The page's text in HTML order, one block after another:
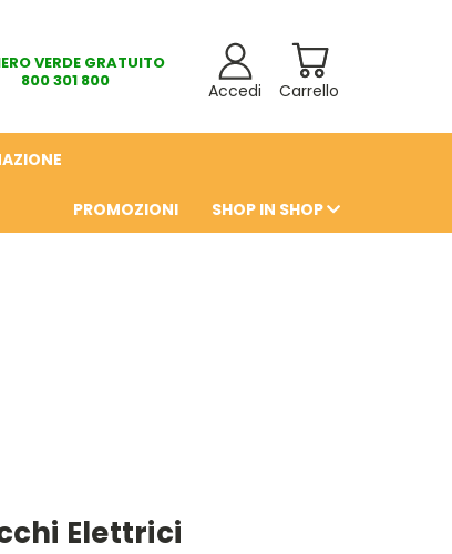
VERDE GRATUITO
800 301 800
Carrello
Accedi
PROMOZIONI SHOP IN SHOP
Elettrici